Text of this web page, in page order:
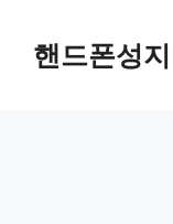
핸드폰성지